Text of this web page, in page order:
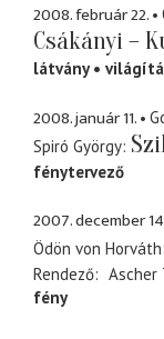
2008. február 22.
Csákányi –
látvány
2008. január 11.
Spiró György
fénytervező
2007. december
Ödön von Horváth
Rendező
Ascher
fény